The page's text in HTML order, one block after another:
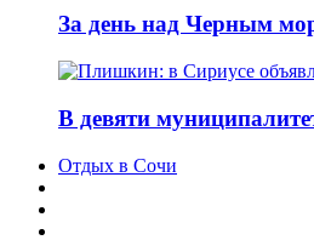
За день над Черным
В девяти
Отдых в Сочи